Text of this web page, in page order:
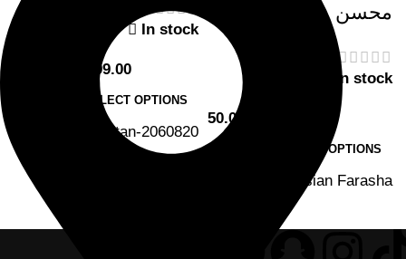
In stock
999.00
SELECT OPTIONS
Kalimantan-2060820
محسن
In stock
50.00
SELECT OPTIONS
Indonesian Farasha